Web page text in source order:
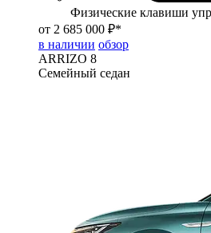
Физические клавиши
от 2 685 000 ₽*
в наличии обзор
ARRIZO 8
Семейный седан